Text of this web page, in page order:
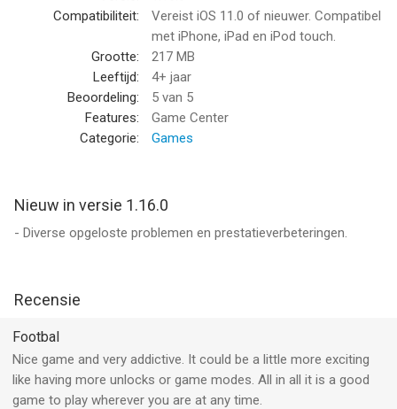
We horen graag van onze spelers!
Op Twitter? Stuur ons een berichtje @pikpokgames
Heb je een screenshot? Deel het op Instagram met #pikpok
Copyright © 2014 Prodigy Design Ltd. Flick Kick, PikPok en het
Flick Kick Field Goal Kickoff van PikPok is een app voor iPhone,
iPad en iPod touch met iOS versie 11.0 of hoger, geschikt
bevonden voor gebruikers met leeftijden vanaf
Compatibiliteit:
Vereist iOS 11.0 of nieuwer. Compatibel
met iPhone, iPad en iPod touch.
Grootte:
217 MB
Leeftijd:
4+ jaar
Beoordeling:
5 van 5
Features:
Game Center
Categorie:
Games
Nieuw in versie 1.16.0
- Diverse opgeloste problemen en prestatieverbeteringen.
Recensie
Footbal
Nice game and very addictive. It could be a little more exciting
like having more unlocks or game modes. All in all it is a good
game to play wherever you are at any time.